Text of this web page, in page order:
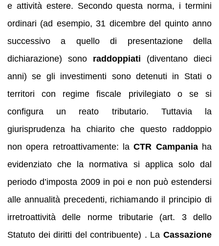
e attività estere. Secondo questa norma, i termini
ordinari (ad esempio, 31 dicembre del quinto anno
successivo a quello di presentazione della
dichiarazione) sono raddoppiati (diventano dieci
anni) se gli investimenti sono detenuti in Stati o
territori con regime fiscale privilegiato o se si
configura un reato tributario. Tuttavia la
giurisprudenza ha chiarito che questo raddoppio
non opera retroattivamente: laCTR Campaniaha
evidenziato che la normativa si applica solo dal
periodo d’imposta 2009 in poi e non può estendersi
alle annualità precedenti, richiamando il principio di
irretroattività delle norme tributarie (art. 3 dello
Statuto dei diritti del contribuente) . La Cassazione